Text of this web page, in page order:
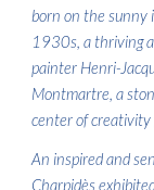
born on the sunny
1930s, a thriving
painter Henri-
Montmartre, a
center of creativity
An inspired and
Charpidès